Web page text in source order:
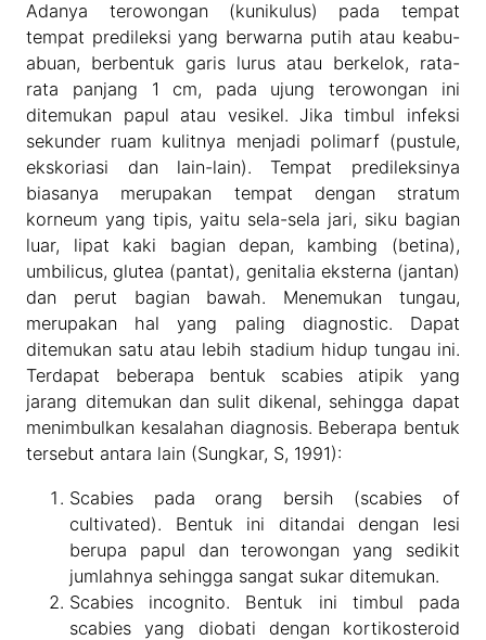
Adanya terowongan (kunikulus) pada tempat
tempat predileksi yang berwarna putih atau keabu-
abuan, berbentuk garis lurus atau berkelok, rata-
rata panjang 1 cm, pada ujung terowongan ini
ditemukan papul atau vesikel. Jika timbul infeksi
sekunder ruam kulitnya menjadi polimarf (pustule,
ekskoriasi dan lain-lain). Tempat predileksinya
biasanya merupakan tempat dengan stratum
korneum yang tipis, yaitu sela-sela jari, siku bagian
luar, lipat kaki bagian depan, kambing (betina),
umbilicus, glutea (pantat), genitalia eksterna (jantan)
dan perut bagian bawah. Menemukan tungau,
merupakan hal yang paling diagnostic. Dapat
ditemukan satu atau lebih stadium hidup tungau ini.
Terdapat beberapa bentuk scabies atipik yang
jarang ditemukan dan sulit dikenal, sehingga dapat
menimbulkan kesalahan diagnosis. Beberapa bentuk
tersebut antara lain (Sungkar, S, 1991):
Scabies pada orang bersih (scabies of
cultivated). Bentuk ini ditandai dengan lesi
berupa papul dan terowongan yang sedikit
jumlahnya sehingga sangat sukar ditemukan.
Scabies incognito. Bentuk ini timbul pada
scabies yang diobati dengan kortikosteroid